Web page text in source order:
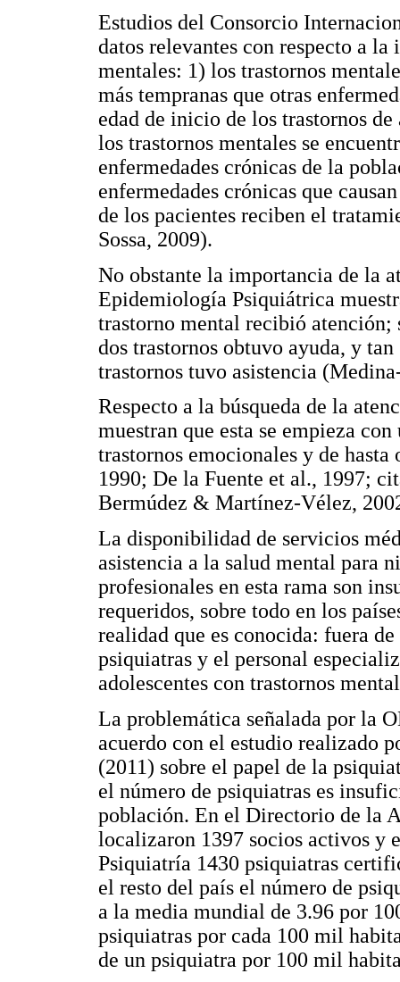
Estudios del Consorcio
datos relevantes con respecto a
mentales: 1) los trastornos
más tempranas que otras
edad de inicio de los trastornos
los trastornos mentales se
enfermedades crónicas de la
enfermedades crónicas que
de los pacientes reciben el
Sossa, 2009).
No obstante la importancia de la
Epidemiología Psiquiátrica
trastorno mental recibió atención;
dos trastornos obtuvo ayuda, y
trastornos tuvo asistencia
Respecto a la búsqueda de la
muestran que esta se empieza
trastornos emocionales y de
1990; De la Fuente et al., 1997;
Bermúdez & Martínez-Vélez,
La disponibilidad de servicios
asistencia a la salud mental para
profesionales en esta rama son
requeridos, sobre todo en los
realidad que es conocida: fuera
psiquiatras y el personal
adolescentes con trastornos
La problemática señalada por la
acuerdo con el estudio realizado
(2011) sobre el papel de la
el número de psiquiatras es
población. En el Directorio de la
localizaron 1397 socios activos y
Psiquiatría 1430 psiquiatras
el resto del país el número de
a la media mundial de 3.96 por
psiquiatras por cada 100 mil
de un psiquiatra por 100 mil